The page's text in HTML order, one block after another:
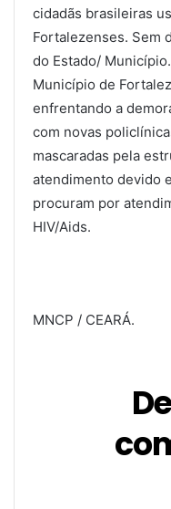
cidadãs brasileiras
Fortalezenses. Sem
do Estado/
Município de
enfrentando a
com novas
mascaradas pela
atendimento devido
procuram por
HIV/Aids.
MNCP / CEARÁ.